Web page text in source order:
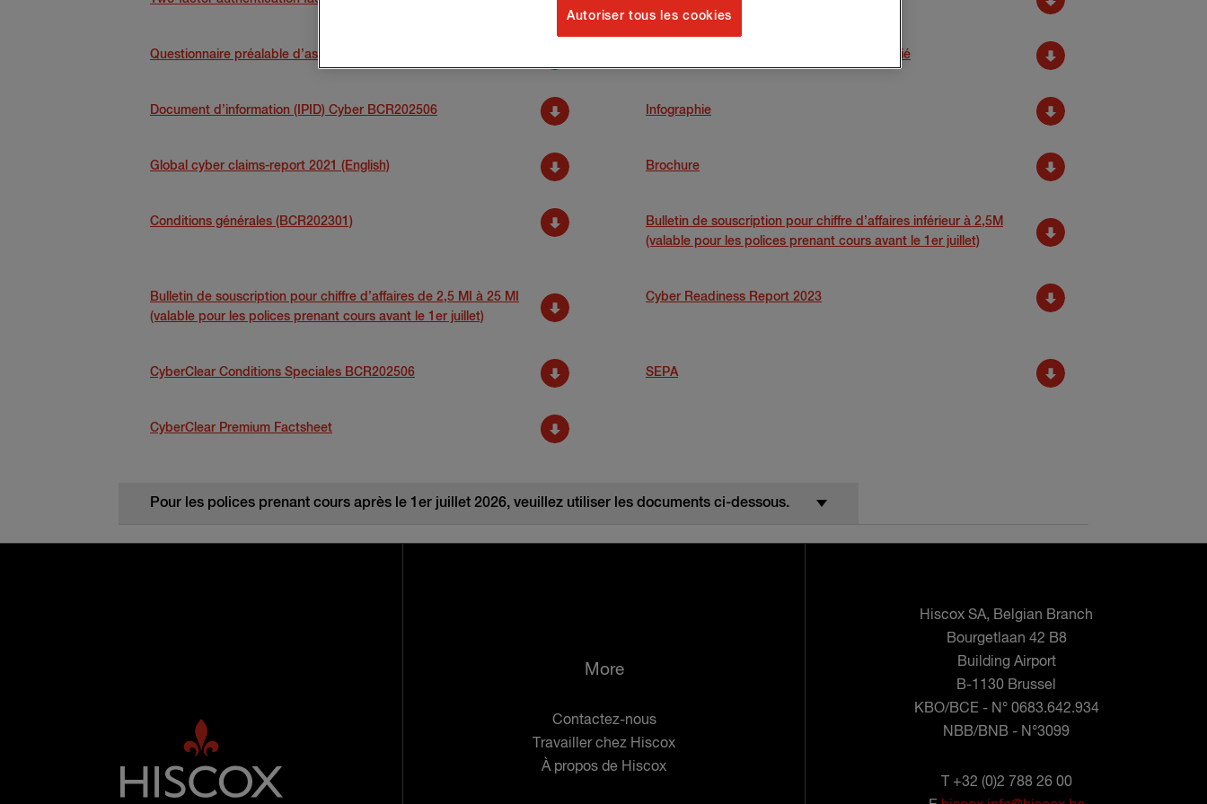
Questionnaire préalable d’assurance Questionnaire préalable d’assurance simplifié
Document d’information (IPID) Cyber BCR202506 Infographie
Global cyber claims-report 2021 (English) Brochure
Conditions générales (BCR202301)
Bulletin de souscription pour chiffre d’affaires inférieur à 2,5M
(valable pour les polices prenant cours avant le 1er juillet)
Bulletin de souscription pour chiffre d’affaires de 2,5 MI à 25 MI
(valable pour les polices prenant cours avant le 1er juillet)
Cyber Readiness Report 2023
CyberClear Conditions Speciales BCR202506 SEPA
CyberClear Premium Factsheet
Pour les polices prenant cours après le 1er juillet 2026, veuillez utiliser les documents ci-dessous.
More
Contactez-nous
Travailler chez Hiscox
À propos de Hiscox
Hiscox SA, Belgian Branch
Bourgetlaan 42 B8
Building Airport
B-1130 Brussel
KBO/BCE - N° 0683.642.934
NBB/BNB - N°3099
T +32 (0)2 788 26 00
Autoriser tous les cookies